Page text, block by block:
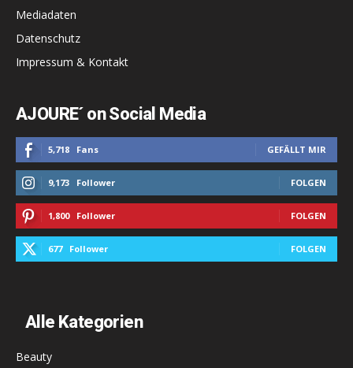
Mediadaten
Datenschutz
Impressum & Kontakt
AJOURE´ on Social Media
5,718 Fans GEFÄLLT MIR
9,173 Follower FOLGEN
1,800 Follower FOLGEN
677 Follower FOLGEN
Alle Kategorien
Beauty